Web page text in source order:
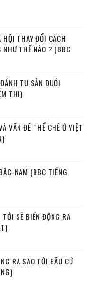
HỘI THAY ĐỔI CÁCH
NHƯ THẾ NÀO ? (BBC
TƯ SẢN DƯỚI
THI)
VẤN ĐỀ THỂ CHẾ Ở VIỆT
NAM (BBC TIẾNG
SẼ BIẾN ĐỘNG RA
RA SAO TỚI BẦU CỬ